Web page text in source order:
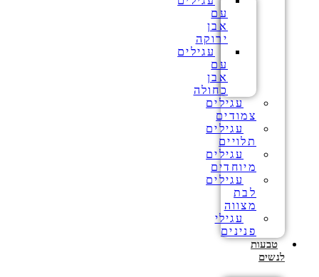
עם
אבן
ירוקה
עגילים
עם
אבן
כחולה
עגילים
צמודים
עגילים
תלויים
עגילים
מיוחדים
עגילים
לבת
מצווה
עגילי
פנינים
טבעות
לנשים